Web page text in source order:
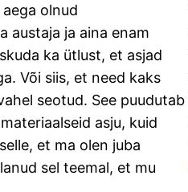
olnud
austaja ja aina enam
ka ütlust, et asjad
Või siis, et need kaks
seotud. See puudutab
asju, kuid
et ma olen juba
sel teemal, et mu